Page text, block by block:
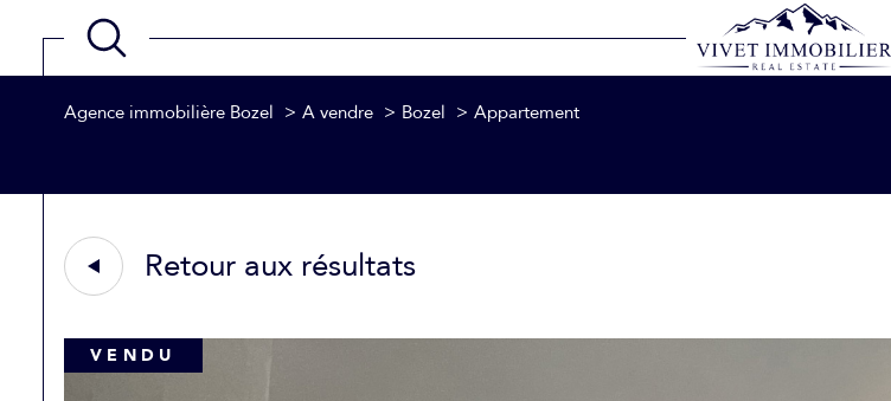
Acheter
Voir les2annonces
Appartement 73350 - Bozel
Agence immobilière Bozel A vendre Bozel Appartement
Retour aux résultats
VENDU